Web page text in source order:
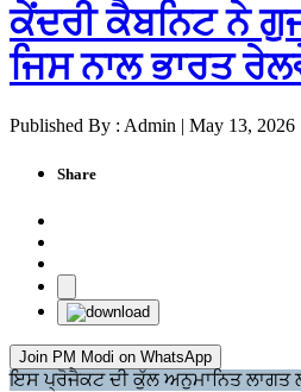
ਕੇਂਦਰੀ ਕੈਬਨਿਟ ਨੇ
ਜਿਸ ਨਾਲ ਭਾਰਤ
Published By : Admin | May 13, 2026
Share
Join PM Modi on WhatsApp
ਇਸ ਪ੍ਰੋਜੈਕਟ ਦੀ ਕੁੱਲ ਅਨੁਮਾਨਿਤ ਲਾਗਤ